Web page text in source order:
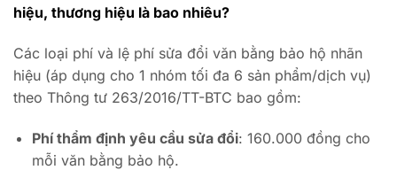
hiệu, thương hiệu là bao nhiêu?
Các loại phí và lệ phí sửa đổi văn bằng bảo hộ nhãn
hiệu (áp dụng cho 1 nhóm tối đa 6 sản phẩm/dịch vụ)
theo Thông tư 263/2016/TT-BTC bao gồm:
Phí thẩm định yêu cầu sửa đổi: 160.000 đồng cho
mỗi văn bằng bảo hộ.